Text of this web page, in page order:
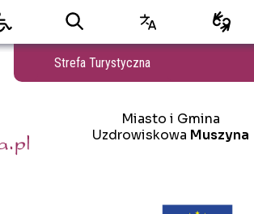
Strefa Turystyczna
Uzdrowiskowa Muszyna
Miasto i Gmina
Uzdrowiskowa Muszyna
Muszyna